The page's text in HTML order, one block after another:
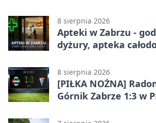
8 sierpnia 2026
Apteki w Zabrzu -
dyżury, apteka
8 sierpnia 2026
[PIŁKA NOŻNA]
Górnik Zabrze 1:3 w
Federico dał